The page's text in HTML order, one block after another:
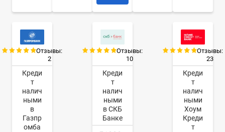
Отзывы:
2
Креди
т
налич
ными
в
Газпр
омба
Отзывы:
10
Креди
т
налич
ными
в СКБ
Банке
Отзывы:
23
Креди
т
налич
ными
Хоум
Креди
т